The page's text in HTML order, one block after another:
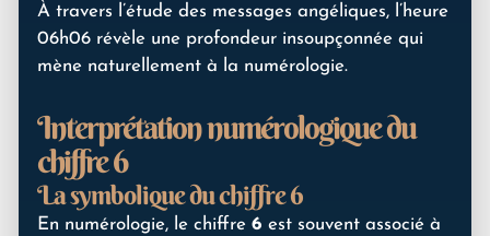
À travers l’étude des messages angéliques, l’heure
06h06 révèle une profondeur insoupçonnée qui
mène naturellement à la numérologie.
Interprétation numérologique du
chiffre 6
La symbolique du chiffre 6
En numérologie, le chiffre 6 est souvent associé à